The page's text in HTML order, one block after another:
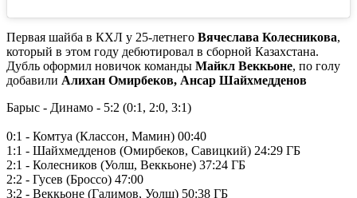
Первая шайба в КХЛ у 25-летнего Вячеслава Колесникова,
который в этом году дебютировал в сборной Казахстана.
Дубль оформил новичок команды Майкл Веккьоне, по голу
добавили Алихан Омирбеков, Ансар Шайхмедденов
Барыс - Динамо - 5:2 (0:1, 2:0, 3:1)
0:1 - Комтуа (Классон, Мамин) 00:40
1:1 - Шайхмедденов (Омирбеков, Савицкий) 24:29 ГБ
2:1 - Колесников (Уолш, Веккьоне) 37:24 ГБ
2:2 - Гусев (Броссо) 47:00
3:2 - Веккьоне (Галимов, Уолш) 50:38 ГБ